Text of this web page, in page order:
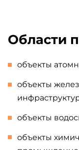
Области
объекты
объекты
объекты
объекты